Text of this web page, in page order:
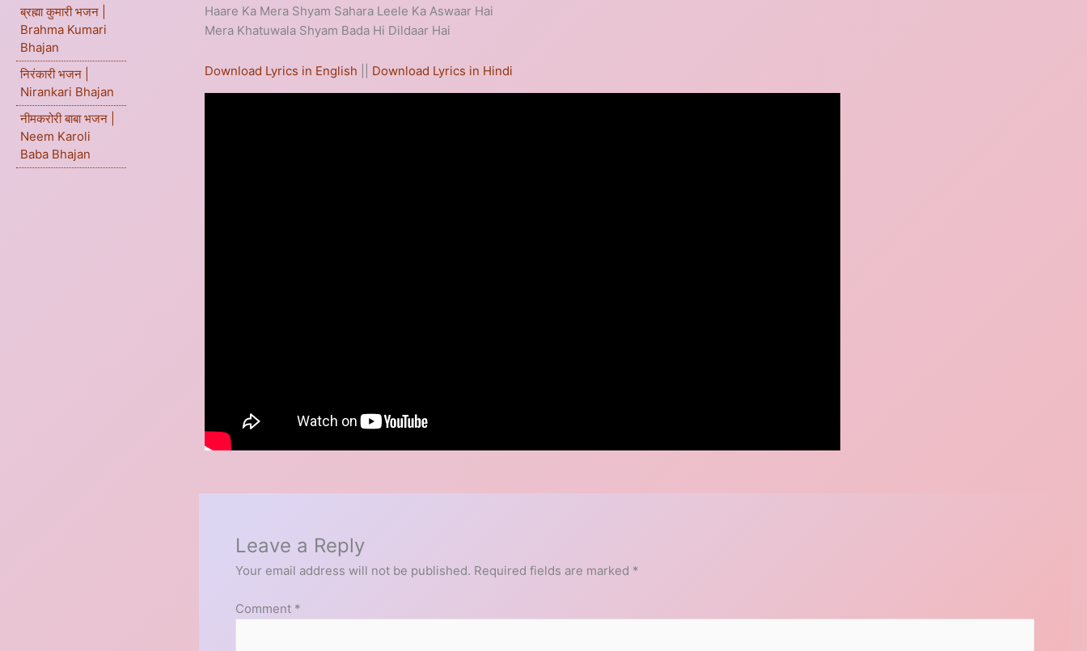
ब्रह्मा कुमारी भजन |
Brahma Kumari
Bhajan
निरंकारी भजन |
Nirankari Bhajan
नीमकरोरी बाबा भजन |
Neem Karoli
Baba Bhajan
Haare Ka Mera Shyam Sahara Leele Ka Aswaar Hai
Mera Khatuwala Shyam Bada Hi Dildaar Hai
Download Lyrics in English Download Lyrics in Hindi
Leave a Reply
Your email address will not be published. Required fields are marked *
Comment *